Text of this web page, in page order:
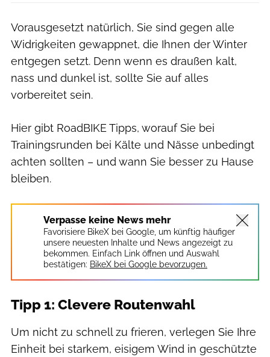
Vorausgesetzt natürlich, Sie sind gegen alle
Widrig­keiten gewappnet, die Ihnen der Winter
entgegen setzt. Denn wenn es draußen kalt,
nass und dunkel ist, sollte Sie auf alles
vorbereitet sein.
Hier gibt RoadBIKE Tipps, worauf Sie bei
Trainingsrunden bei Kälte und Nässe unbedingt
achten sollten – und wann Sie besser zu Hause
bleiben.
Verpasse keine News mehr
Favorisiere BikeX bei Google, um künftig häufiger
unsere neuesten Inhalte und News angezeigt zu
bekommen. Einfach Link öffnen und Auswahl
bestätigen: BikeX bei Google bevorzugen.
Tipp 1: Clevere Routenwahl
Um nicht zu schnell zu frieren, verlegen Sie Ihre
Einheit bei starkem, eisigem Wind in geschützte